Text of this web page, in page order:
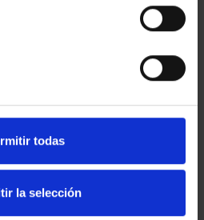
todas
la selección
(2023) 8 REALES
140,00 €